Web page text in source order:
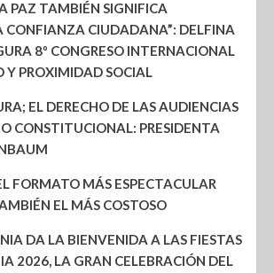
PAZ TAMBIÉN SIGNIFICA
CONFIANZA CIUDADANA”: DELFINA
8º CONGRESO INTERNACIONAL
Y PROXIMIDAD SOCIAL
EL DERECHO DE LAS AUDIENCIAS
CONSTITUCIONAL: PRESIDENTA
FORMATO MÁS ESPECTACULAR
EL MÁS COSTOSO
DA LA BIENVENIDA A LAS FIESTAS
2026, LA GRAN CELEBRACIÓN DEL